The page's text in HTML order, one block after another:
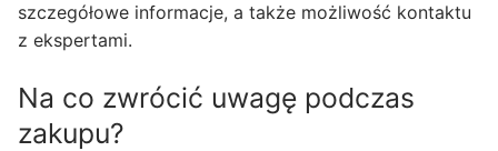
szczegółowe informacje, a także możliwość kontaktu
z ekspertami.
Na co zwrócić uwagę podczas
zakupu?